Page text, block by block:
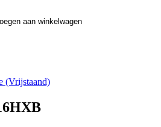
aan winkelwagen
(Vrijstaand)